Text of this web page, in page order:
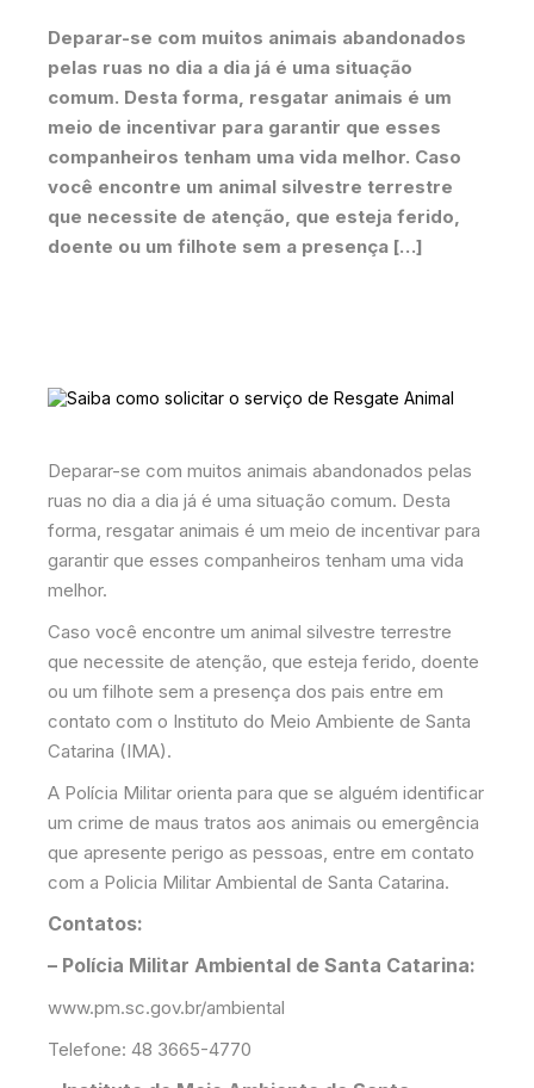
Deparar-se com muitos animais abandonados
pelas ruas no dia a dia já é uma situação
comum. Desta forma, resgatar animais é um
meio de incentivar para garantir que esses
companheiros tenham uma vida melhor. Caso
você encontre um animal silvestre terrestre
que necessite de atenção, que esteja ferido,
doente ou um filhote sem a presença […]
Deparar-se com muitos animais abandonados pelas
ruas no dia a dia já é uma situação comum. Desta
forma, resgatar animais é um meio de incentivar para
garantir que esses companheiros tenham uma vida
melhor.
Caso você encontre um animal silvestre terrestre
que necessite de atenção, que esteja ferido, doente
ou um filhote sem a presença dos pais entre em
contato com o Instituto do Meio Ambiente de Santa
Catarina (IMA).
A Polícia Militar orienta para que se alguém identificar
um crime de maus tratos aos animais ou emergência
que apresente perigo as pessoas, entre em contato
com a Policia Militar Ambiental de Santa Catarina.
Contatos:
– Polícia Militar Ambiental de Santa Catarina:
www.pm.sc.gov.br/ambiental
Telefone: 48 3665-4770